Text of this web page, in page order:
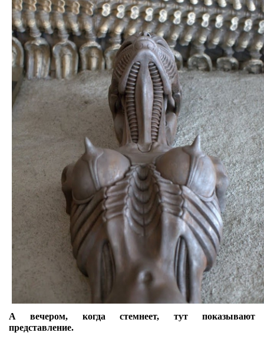
А вечером, когда стемнеет, тут показывают
представление.